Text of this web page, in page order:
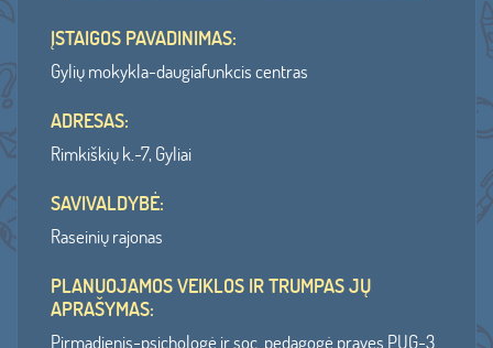
ĮSTAIGOS PAVADINIMAS:
Gylių mokykla-daugiafunkcis centras
ADRESAS:
Rimkiškių k.-7, Gyliai
SAVIVALDYBĖ:
Raseinių rajonas
PLANUOJAMOS VEIKLOS IR TRUMPAS JŲ
APRAŠYMAS:
Pirmadienis-psichologė ir soc. pedagogė praves PUG-3